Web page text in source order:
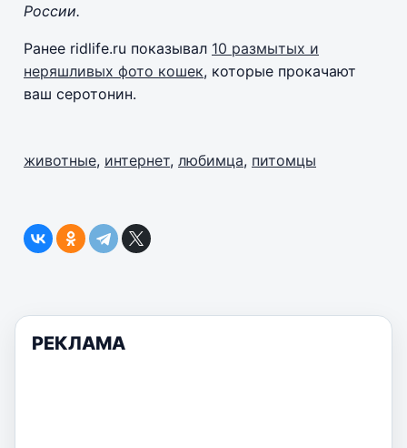
России.
Ранее ridlife.ru показывал 10 размытых и
неряшливых фото кошек, которые прокачают
ваш серотонин.
животные, интернет, любимца, питомцы
РЕКЛАМА